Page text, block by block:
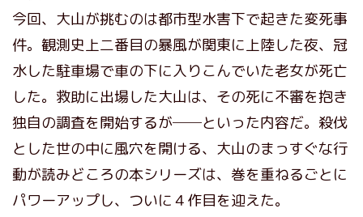
今回、大山が挑むのは都市型水害下で起きた変死事
件。観測史上二番目の暴風が関東に上陸した夜、冠
水した駐車場で車の下に入りこんでいた老女が死亡
した。救助に出場した大山は、その死に不審を抱き
独自の調査を開始するが──といった内容だ。殺伐
とした世の中に風穴を開ける、大山のまっすぐな行
動が読みどころの本シリーズは、巻を重ねるごとに
パワーアップし、ついに４作目を迎えた。